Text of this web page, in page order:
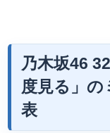
乃木坂46
度見る」の
表